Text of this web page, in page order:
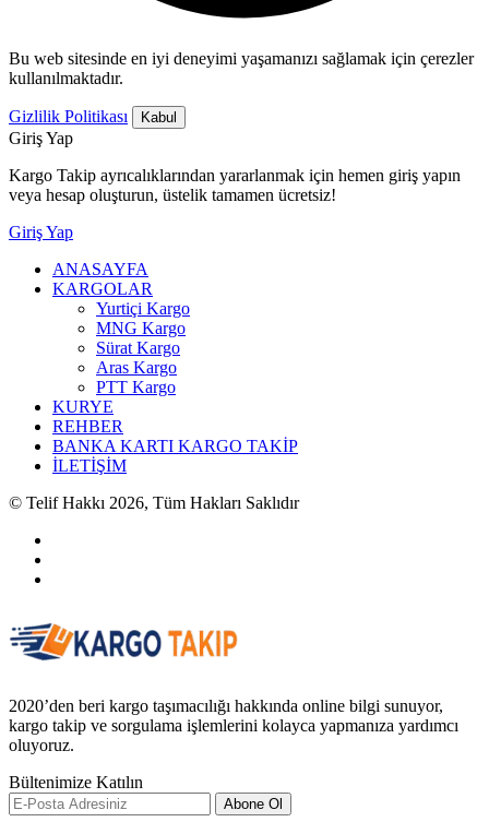
Bu web sitesinde en iyi deneyimi yaşamanızı sağlamak için çerezler
kullanılmaktadır.
Gizlilik Politikası Kabul
Giriş Yap
Kargo Takip ayrıcalıklarından yararlanmak için hemen giriş yapın
veya hesap oluşturun, üstelik tamamen ücretsiz!
Giriş Yap
ANASAYFA
KARGOLAR
Yurtiçi Kargo
MNG Kargo
Sürat Kargo
Aras Kargo
PTT Kargo
KURYE
REHBER
BANKA KARTI KARGO TAKİP
İLETİŞİM
© Telif Hakkı 2026, Tüm Hakları Saklıdır
2020’den beri kargo taşımacılığı hakkında online bilgi sunuyor,
kargo takip ve sorgulama işlemlerini kolayca yapmanıza yardımcı
oluyoruz.
Bültenimize Katılın
Abone Ol